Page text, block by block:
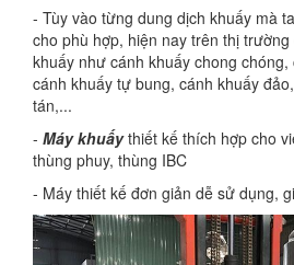
- Tùy vào từng dung dịch khuấy mà
cho phù hợp, hiện nay trên thị
khuấy như cánh khuấy chong
cánh khuấy tự bung, cánh khuấy
tán,...
- Máy khuấy thiết kế thích hợp cho
thùng phuy, thùng IBC
- Máy thiết kế đơn giản dễ sử dụng,